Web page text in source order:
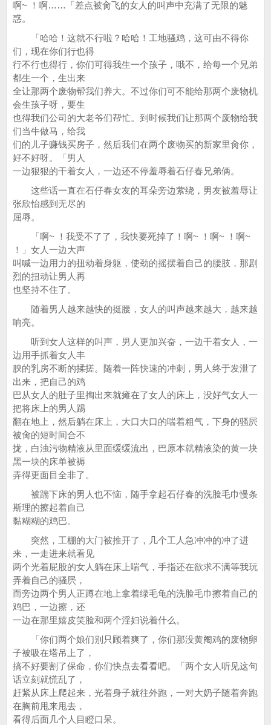
啊~ ！啊……「差点被肏飞的女人的叫声中充满了无限的魅
惑。
「哈哈！这就不行啦？哈哈！工地骚鸡，这可由不得你
们，现在你们行也得
行不行也得行，你们可得我生一个孩子，哦不，给每一个兄弟
都生一个，生出来
全让那两个废物帮我们养大。不过你们可不能给那两个废物机
会生孩子呀，要生
也得我们公司的大老爷们帮忙。到时候我们让那两个废物给我
们当牛做马，给我
们的儿子赚钱买房子，然后我们在两个废物买的新家里肏你，
好不好呀。「男人
一边狠狠的干着女人，一边还不停羞辱着石仔春兄弟俩。
这些话一直在石仔春女友的耳朵旁边萦绕，男友被羞辱让
张欣怡感到无尽的
屈辱。
「啊~ ！我受不了了，我快要死掉了！啊~ ！啊~ ！啊~
！」女人一边大声
叫喊一边用力的扭动着身躯，使劲的摇摆着自己的腰肢，那剧
烈的扭动让男人再
也坚持不住了。
随着男人越来越快的挺腰，女人的叫声越来越大，越来越
响亮。
听到女人这样的叫声，男人更加兴奋，一边干着女人，一
边用手抓着女人丰
腴的乳房不断的揉搓。随着一阵快速的冲刺，男人终于发泄了
出来，把自己的鸡
巴从女人的肚子里掏出来就瘫在了女人的床上，没好气女人一
把将床上的男人踢
翻在地上，然后躺在床上，大口大口的喘着粗气，下身的骚屄
被肏的短时间合不
拢，白浊污物精液从里面缓缓流出，巴原本就精液染的黄一块
黑一块的床单被褥
弄得更面目全非了。
被踹下床的男人也不恼，随手拿起石仔春的洗脸毛巾慢条
斯理的擦起着自己
黏糊糊的鸡巴。
突然，工棚的大门被推开了，几个工人急冲冲的冲了进
来，一走进来就看见
两个光着屁股的女人躺在床上喘气，手指还在欲求不满等我玩
弄着自己的骚屄，
而旁边两个男人正蹲在地上拿着绿毛龟的洗脸毛巾擦着自己的
鸡巴，一边擦，还
一边在那里嬉皮笑脸和两个淫妇说着什么。
「你们两个娘们别只顾着爽了，你们那没黄阉鸡的废物卵
子被吸在塔吊上了，
搞不好要割了保命，你们快点去看看吧。「两个女人听见这句
话立刻就慌乱了，
赶紧从床上爬起来，光着身子就往外跑，一对大奶子随着奔跑
在胸前甩来甩去，
看得后面几个人目瞪口呆。